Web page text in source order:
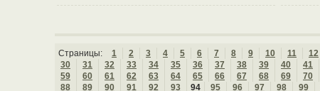
Страницы: 1 2 3 4 5 6 7 8 9 10 11 12
30
31 32 33 34 35 36 37 38 39 40 41
59
60 61 62 63 64 65 66 67 68 69 70
88
89 90 91 92 93 94 95 96 97 98 99